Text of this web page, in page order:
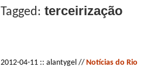
Tagged: terceirização
2012-04-11 :: alantygel // Notícias do Rio